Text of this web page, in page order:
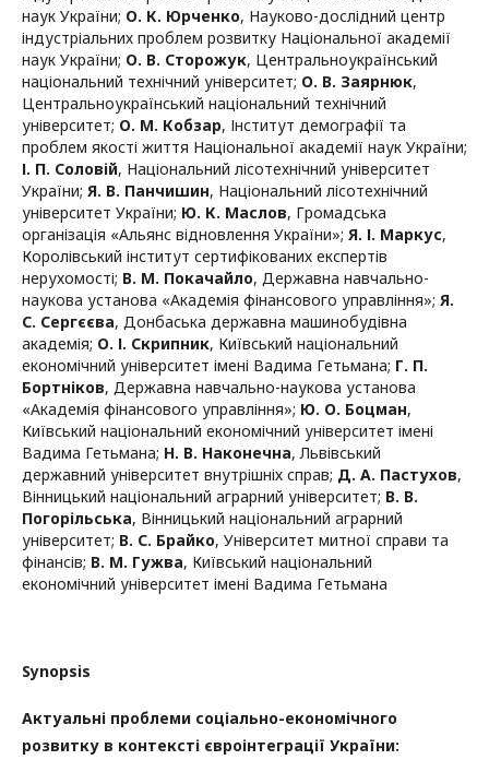
наук України; О. К. Юрченко, Науково-дослідний центр
індустріальних проблем розвитку Національної академії
наук України; О. В. Сторожук, Центральноукраїнський
національний технічний університет; О. В. Заярнюк,
Центральноукраїнський національний технічний
університет; О. М. Кобзар, Інститут демографії та
проблем якості життя Національної академії наук України;
І. П. Соловій, Національний лісотехнічний університет
України; Я. В. Панчишин, Національний лісотехнічний
університет України; Ю. К. Маслов, Громадська
організація «Альянс відновлення України»; Я. І. Маркус,
Королівський інститут сертифікованих експертів
нерухомості; В. М. Покачайло, Державна навчально-
наукова установа «Академія фінансового управління»; Я.
С. Сергєєва, Донбаська державна машинобудівна
академія; О. І. Скрипник, Київський національний
економічний університет імені Вадима Гетьмана; Г. П.
Бортніков, Державна навчально-наукова установа
«Академія фінансового управління»; Ю. О. Боцман,
Київський національний економічний університет імені
Вадима Гетьмана; Н. В. Наконечна, Львівський
державний університет внутрішніх справ; Д. А. Пастухов,
Вінницький національний аграрний університет; В. В.
Погорільська, Вінницький національний аграрний
університет; В. С. Брайко, Університет митної справи та
фінансів; В. М. Гужва, Київський національний
економічний університет імені Вадима Гетьмана
Synopsis
Актуальні проблеми соціально-економічного
розвитку в контексті євроінтеграції України: